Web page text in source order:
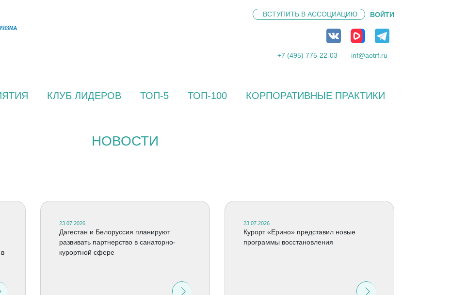
ВСТУПИТЬ В АССОЦИАЦИЮ ВОЙТИ
+7 (495) 775-22-03 inf@aotrf.ru
КЛУБ ЛИДЕРОВ ТОП-5 ТОП-100 КОРПОРАТИВНЫЕ ПРАКТИКИ
НОВОСТИ
23.07.2026
Дагестан и Белоруссия планируют
развивать партнерство в санаторно-
курортной сфере
23.07.2026
Курорт «Ерино» представил новые
программы восстановления